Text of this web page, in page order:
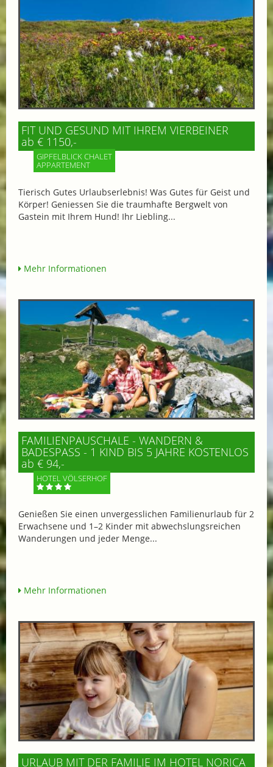
FIT UND GESUND MIT IHREM VIERBEINER
ab € 1150,-
GIPFELBLICK CHALET
APPARTEMENT
Tierisch Gutes Urlaubserlebnis! Was Gutes für Geist und
Körper! Geniessen Sie die traumhafte Bergwelt von
Gastein mit Ihrem Hund! Ihr Liebling...
Mehr Informationen
FAMILIENPAUSCHALE - WANDERN &
BADESPASS - 1 KIND BIS 5 JAHRE KOSTENLOS
ab € 94,-
HOTEL VÖLSERHOF
Genießen Sie einen unvergesslichen Familienurlaub für 2
Erwachsene und 1–2 Kinder mit abwechslungsreichen
Wanderungen und jeder Menge...
Mehr Informationen
URLAUB MIT DER FAMILIE IM HOTEL NORICA